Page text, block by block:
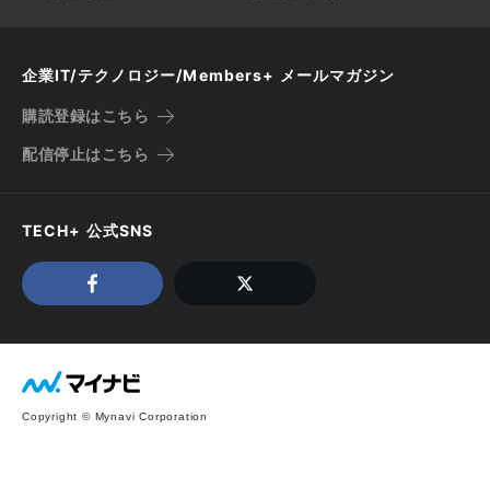
企業IT/テクノロジー/Members+ メールマガジン
購読登録はこちら
配信停止はこちら
TECH+ 公式SNS
Copyright © Mynavi Corporation